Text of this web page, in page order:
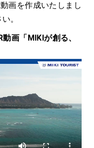
画を作成いたしまし
。
画「MIKIが創る、